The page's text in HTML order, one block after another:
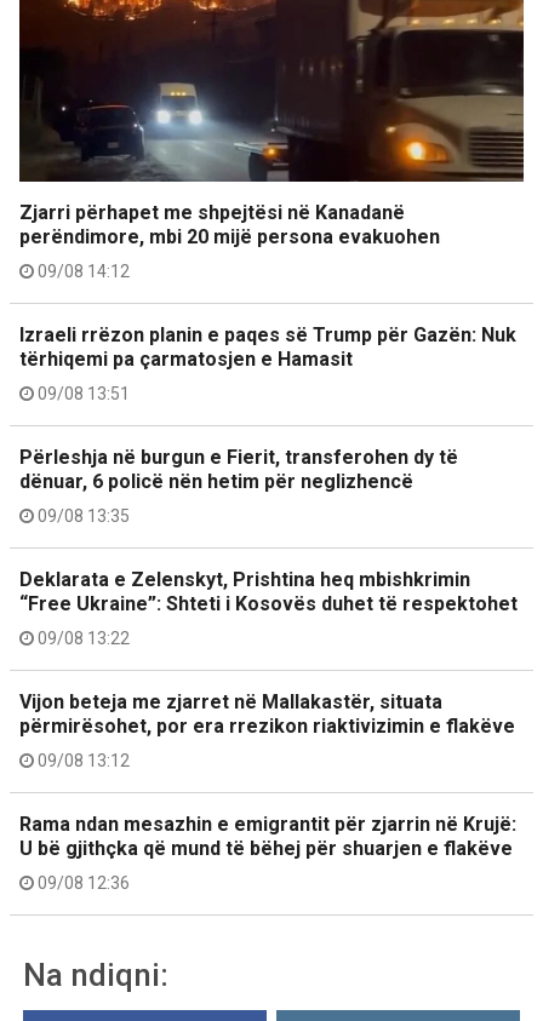
Zjarri përhapet me shpejtësi në Kanadanë
perëndimore, mbi 20 mijë persona evakuohen
09/08 14:12
Izraeli rrëzon planin e paqes së Trump për Gazën: Nuk
tërhiqemi pa çarmatosjen e Hamasit
09/08 13:51
Përleshja në burgun e Fierit, transferohen dy të
dënuar, 6 policë nën hetim për neglizhencë
09/08 13:35
Deklarata e Zelenskyt, Prishtina heq mbishkrimin
“Free Ukraine”: Shteti i Kosovës duhet të respektohet
09/08 13:22
Vijon beteja me zjarret në Mallakastër, situata
përmirësohet, por era rrezikon riaktivizimin e flakëve
09/08 13:12
Rama ndan mesazhin e emigrantit për zjarrin në Krujë:
U bë gjithçka që mund të bëhej për shuarjen e flakëve
09/08 12:36
Na ndiqni: